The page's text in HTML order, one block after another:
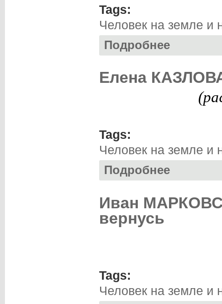
Tags:
Человек на земле и
Подробнее
Елена
Tags:
Человек на земле и
Подробнее
Иван
вернусь
Tags:
Человек на земле и